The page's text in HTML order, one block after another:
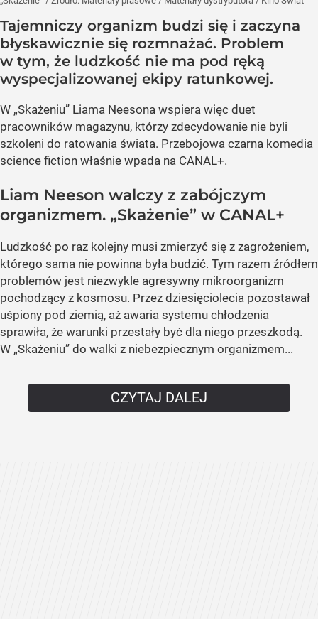
Tajemniczy organizm budzi się i zaczyna
błyskawicznie się rozmnażać. Problem
w tym, że ludzkość nie ma pod ręką
wyspecjalizowanej ekipy ratunkowej.
W „Skażeniu” Liama Neesona wspiera więc duet
pracowników magazynu, którzy zdecydowanie nie byli
szkoleni do ratowania świata. Przebojowa czarna komedia
science fiction właśnie wpada na CANAL+.
Liam Neeson walczy z zabójczym
organizmem. „Skażenie” w CANAL+
Ludzkość po raz kolejny musi zmierzyć się z zagrożeniem,
którego sama nie powinna była budzić. Tym razem źródłem
problemów jest niezwykle agresywny mikroorganizm
pochodzący z kosmosu. Przez dziesięciolecia pozostawał
uśpiony pod ziemią, aż awaria systemu chłodzenia
sprawiła, że warunki przestały być dla niego przeszkodą.
W „Skażeniu” do walki z niebezpiecznym organizmem...
CZYTAJ DALEJ